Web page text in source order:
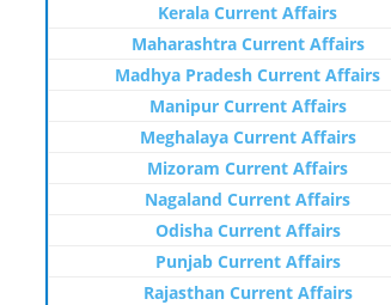
Kerala Current Affairs
Maharashtra Current Affairs
Madhya Pradesh Current Affairs
Manipur Current Affairs
Meghalaya Current Affairs
Mizoram Current Affairs
Nagaland Current Affairs
Odisha Current Affairs
Punjab Current Affairs
Rajasthan Current Affairs